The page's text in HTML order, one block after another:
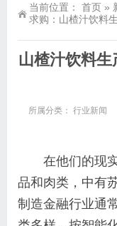
当前位置： 首页 »
求购：山楂汁饮料
山楂汁饮料
所属分类： 行业新闻
在他们的现
品和肉类，中有
制造金融行业通